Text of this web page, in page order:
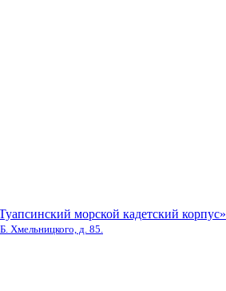
морской кадетский корпус»
Хмельницкого, д. 85.